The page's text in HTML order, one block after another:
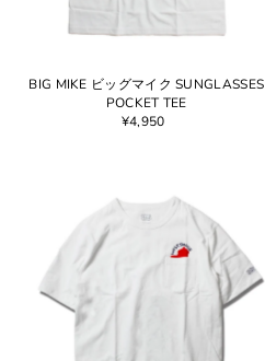
BIG MIKE ビッグマイク SUNGLASSES
POCKET TEE
¥4,950